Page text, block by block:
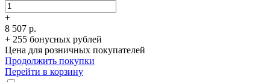
+
8 507 р.
+ 255 бонусных рублей
Цена для розничных покупателей
Продолжить покупки
Перейти в корзину